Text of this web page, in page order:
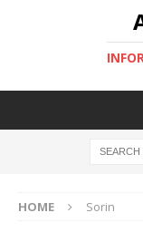
HOME Sorin